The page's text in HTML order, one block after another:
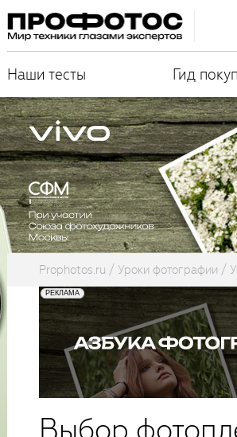
Наши тесты Гид
Prophotos.ru Уроки фотографии